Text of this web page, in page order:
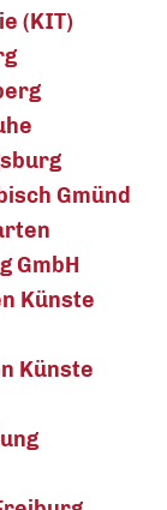
(KIT)
Gmünd
GmbH
Künste
Künste